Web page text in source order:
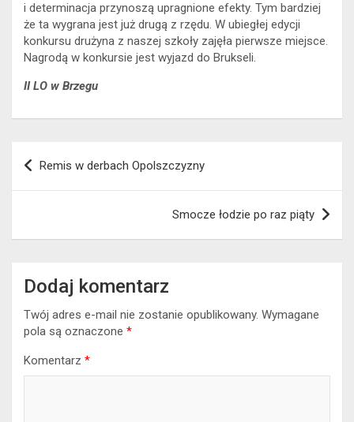
i determinacja przynoszą upragnione efekty. Tym bardziej
że ta wygrana jest już drugą z rzędu. W ubiegłej edycji
konkursu drużyna z naszej szkoły zajęła pierwsze miejsce.
Nagrodą w konkursie jest wyjazd do Brukseli.
II LO w Brzegu
Nawigacja
wpisu
Remis w derbach Opolszczyzny
Smocze łodzie po raz piąty
Dodaj komentarz
Twój adres e-mail nie zostanie opublikowany. Wymagane
pola są oznaczone *
Komentarz *